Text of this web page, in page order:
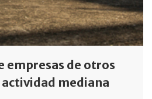
empresas de otros
mediana